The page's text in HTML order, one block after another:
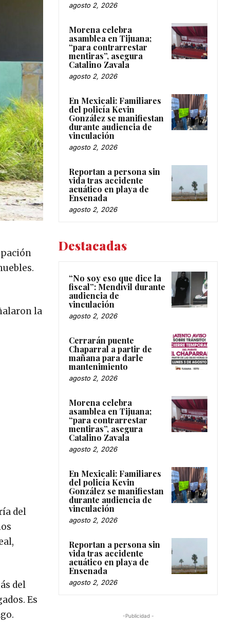
la
del
del
Es
agosto 2, 2026
Morena celebra
asamblea en Tijuana;
“para contrarrestar
mentiras”, asegura
Catalino Zavala
agosto 2, 2026
En Mexicali: Familiares
del policía Kevin
González se manifiestan
durante audiencia de
vinculación
agosto 2, 2026
Reportan a persona sin
vida tras accidente
acuático en playa de
Ensenada
agosto 2, 2026
Destacadas
“No soy eso que dice la
fiscal”: Mendívil durante
audiencia de
vinculación
agosto 2, 2026
Cerrarán puente
Chaparral a partir de
mañana para darle
mantenimiento
agosto 2, 2026
Morena celebra
asamblea en Tijuana;
“para contrarrestar
mentiras”, asegura
Catalino Zavala
agosto 2, 2026
En Mexicali: Familiares
del policía Kevin
González se manifiestan
durante audiencia de
vinculación
agosto 2, 2026
Reportan a persona sin
vida tras accidente
acuático en playa de
Ensenada
agosto 2, 2026
-Publicidad -